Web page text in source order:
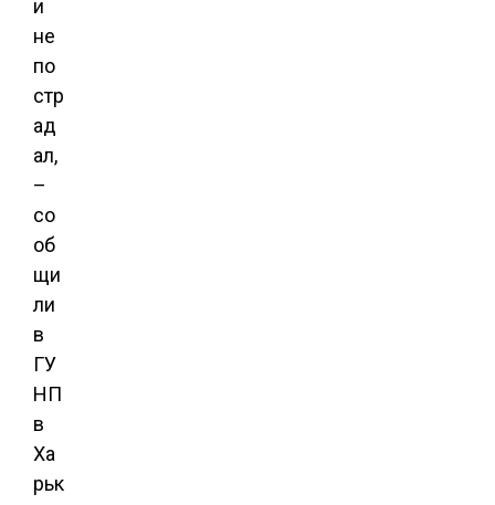
и
не
по
стр
ад
ал,
–
со
об
щи
ли
в
ГУ
НП
в
Ха
рьк